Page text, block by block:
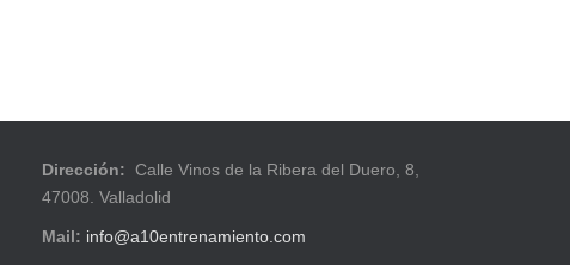
Dirección: Calle Vinos de la Ribera del Duero, 8,
47008. Valladolid
Mail: info@a10entrenamiento.com